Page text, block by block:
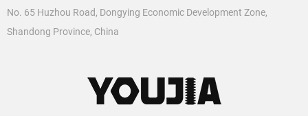
No. 65 Huzhou Road, Dongying Economic Development Zone,
Shandong Province, China